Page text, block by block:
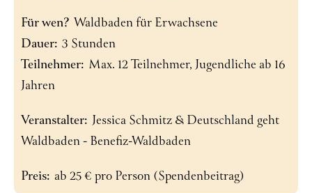
Für wen? Waldbaden für Erwachsene
Dauer: 3 Stunden
Teilnehmer: Max. 12 Teilnehmer, Jugendliche ab 16
Jahren
Veranstalter: Jessica Schmitz & Deutschland geht
Waldbaden - Benefiz-Waldbaden
Preis: ab 25 € pro Person (Spendenbeitrag)